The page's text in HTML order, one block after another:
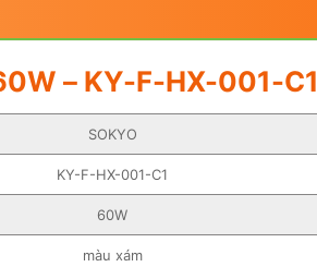
– KY-F-HX-001-C1
SOKYO
KY-F-HX-001-C1
60W
màu xám